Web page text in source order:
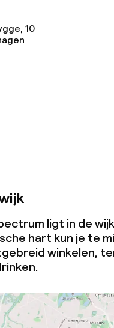
10
ligt in de
hart kun je te
winkelen,